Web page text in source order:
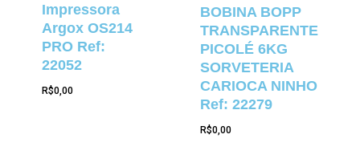
Impressora
Argox OS214
PRO Ref:
22052
R$0,00
BOBINA BOPP
TRANSPARENTE
PICOLÉ 6KG
SORVETERIA
CARIOCA NINHO
Ref: 22279
R$0,00